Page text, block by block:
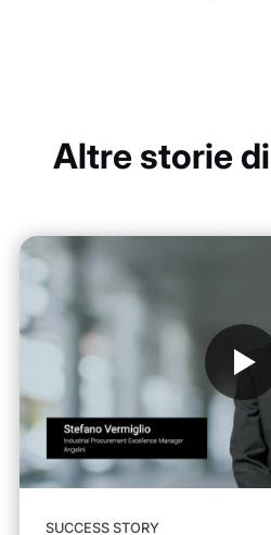
Altre storie
SUCCESS STORY